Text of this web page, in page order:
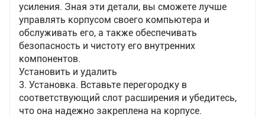
усиления. Зная эти детали, вы сможете лучше
управлять корпусом своего компьютера и
обслуживать его, а также обеспечивать
безопасность и чистоту его внутренних
компонентов.
Установить и удалить
3. Установка. Вставьте перегородку в
соответствующий слот расширения и убедитесь,
что она надежно закреплена на корпусе.